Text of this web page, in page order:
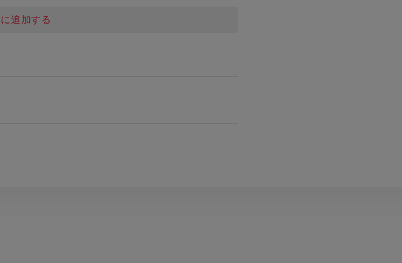
追加する